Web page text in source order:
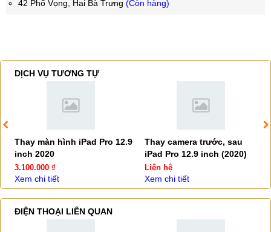
42 Phố Vọng, Hai Bà Trưng (Còn hàng)
DỊCH VỤ TƯƠNG TỰ
Thay màn hình iPad Pro 12.9
inch 2020
3.100.000 ₫
Xem chi tiết
Thay camera trước, sau
iPad Pro 12.9 inch (2020)
Liên hệ
Xem chi tiết
ĐIỆN THOẠI LIÊN QUAN